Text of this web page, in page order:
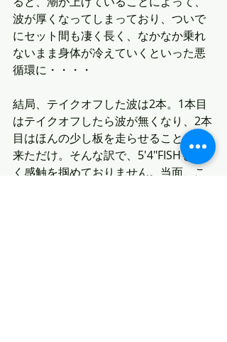
波が厚くなってしまっており、ついで
にセット間も凄く長く、なかなか乗れ
ないまま身体が冷えていくといった悪
循環に・・・・
結局、テイクオフした波は2本。1本目
はテイクオフしたら波が無くなり、2本
目はほんの少し板を走らせることが出
来ただけ。そんな訳で、5'4"FISHも全
く感触を掴めておりません。当面、こ